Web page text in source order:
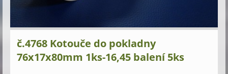
č.4768 Kotouče do pokladny
76x17x80mm 1ks-16,45 balení 5ks